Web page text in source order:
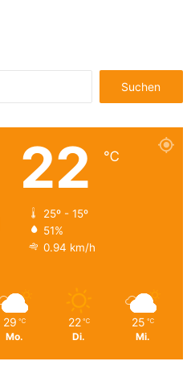
nach:
22 ℃
25º - 15º
51%
0.94 km/h
29 ℃
Mo.
22 ℃
Di.
25 ℃
Mi.